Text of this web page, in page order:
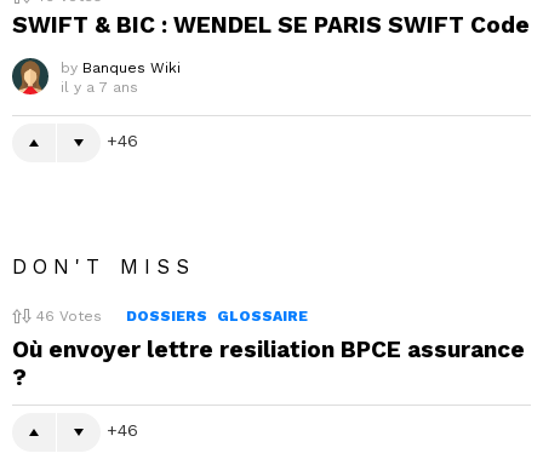
SWIFT & BIC : WENDEL SE PARIS SWIFT Code
by Banques Wiki
il y a 7 ans
46
DON'T MISS
46 Votes DOSSIERS GLOSSAIRE
Où envoyer lettre resiliation BPCE assurance
?
46